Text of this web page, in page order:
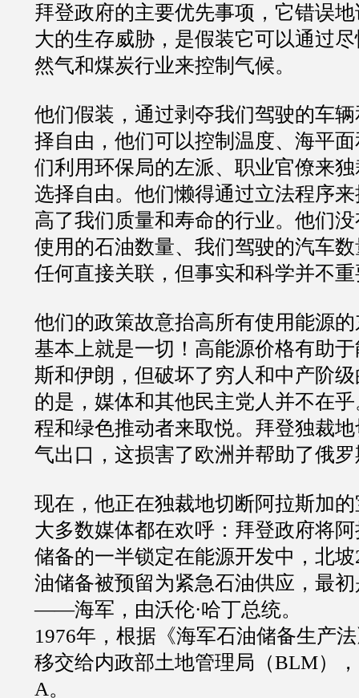
拜登政府的主要优先事项，它错误
大的生存威胁，是假装它可以通过
然气和煤炭行业来控制气候。
他们假装，通过剥夺我们驾驶的车
择自由，他们可以控制温度、海平
们利用环保局的左派、职业官僚来
选择自由。他们懒得通过立法程序
高了我们质量和寿命的行业。他们
使用的石油数量、我们驾驶的汽车
任何直接关联，但事实和科学并不
他们的政策故意抬高所有使用能源
基本上就是一切！高能源价格有助
斯和伊朗，但破坏了穷人和中产阶
的是，媒体和其他民主党人并不在
程和绿色推动者来取悦。拜登独裁
气出口，这损害了欧洲并帮助了俄
现在，他正在独裁地切断阿拉斯加
大多数媒体都在欢呼：拜登政府将
储备的一半锁定在能源开发中，北
油储备被预留为紧急石油供应，最
——海军，由沃伦·哈丁总统。
1976年，根据《海军石油储备生产
移交给内政部土地管理局（BLM）
A。